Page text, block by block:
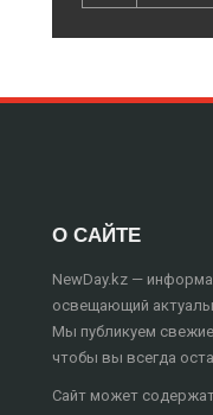
О САЙТЕ
NewDay.kz —
освещающий
Мы публикуем
чтобы вы всегда
Сайт может